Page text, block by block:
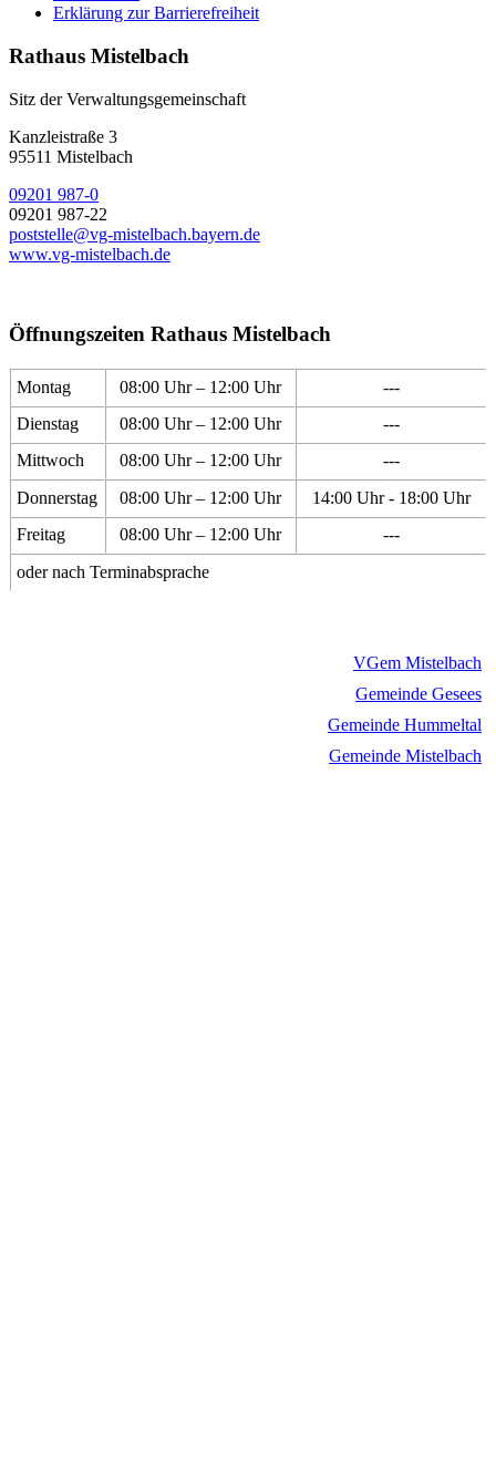
Erklärung zur Barrierefreiheit
Rathaus Mistelbach
Sitz der Verwaltungsgemeinschaft
Kanzleistraße 3
95511 Mistelbach
09201 987-0
09201 987-22
poststelle@vg-mistelbach.bayern.de
www.vg-mistelbach.de
Öffnungszeiten Rathaus Mistelbach
Montag 08:00 Uhr – 12:00 Uhr
---
Dienstag
08:00 Uhr – 12:00 Uhr
---
Mittwoch
08:00 Uhr – 12:00 Uhr
---
Donnerstag
08:00 Uhr – 12:00 Uhr
14:00 Uhr - 18:00 Uhr
Freitag
08:00 Uhr – 12:00 Uhr
---
oder nach Terminabsprache
VGem Mistelbach
Gemeinde Gesees
Gemeinde Hummeltal
Gemeinde Mistelbach